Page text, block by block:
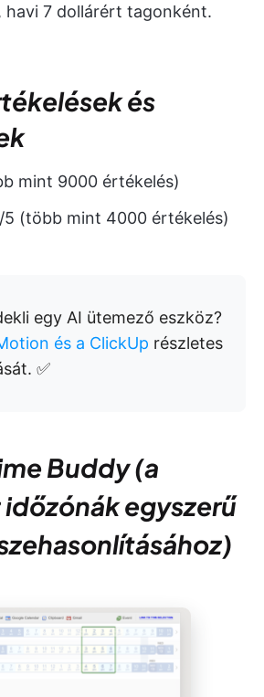
havi 7 dollárért tagonként.
és
mint 9000 értékelés)
5 (több mint 4000 értékelés)
egy AI ütemező eszköz?
és a ClickUp részletes
✅
Buddy (a
egyszerű